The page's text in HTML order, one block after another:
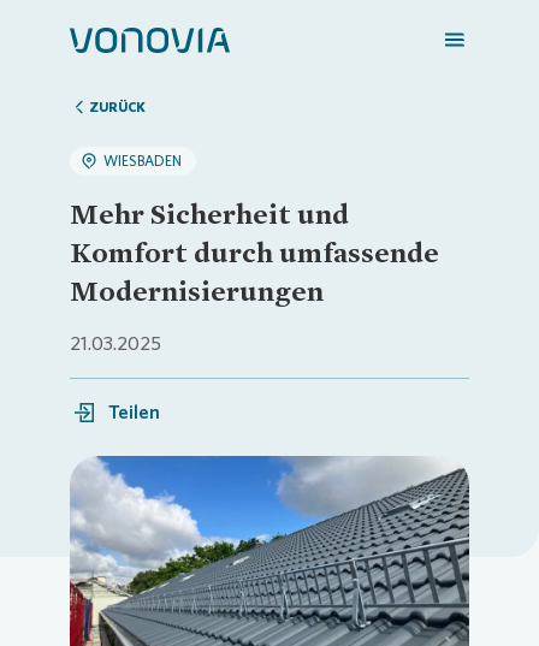
Zuhause finden
Mein Zuhause
Meine Stadt
Login
ZURÜCK
WIESBADEN
Mehr Sicherheit und
Komfort durch umfassende
Modernisierungen
21.03.2025
Teilen
Loading...